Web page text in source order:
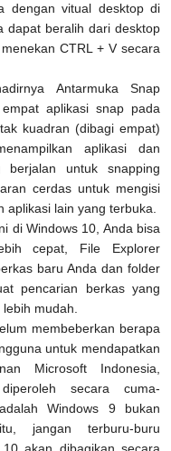
dengan vitual desktop di
dapat beralih dari desktop
CTRL + V secara
Antarmuka Snap
aplikasi snap pada
kuadran (dibagi empat)
aplikasi dan
berjalan untuk snapping
cerdas untuk mengisi
aplikasi lain yang terbuka.
di Windows 10, Anda bisa
cepat, File Explorer
baru Anda dan folder
pencarian berkas yang
mudah.
membeberkan berapa
untuk mendapatkan
Microsoft Indonesia,
secara cuma-
Windows 9 bukan
jangan terburu-buru